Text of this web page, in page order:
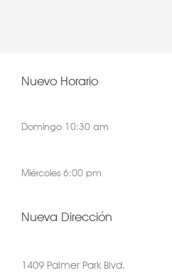
Nuevo Horario
Domingo 10:30 am
Miércoles 6:00 pm
Nueva Dirección
1409 Palmer Park Blvd.